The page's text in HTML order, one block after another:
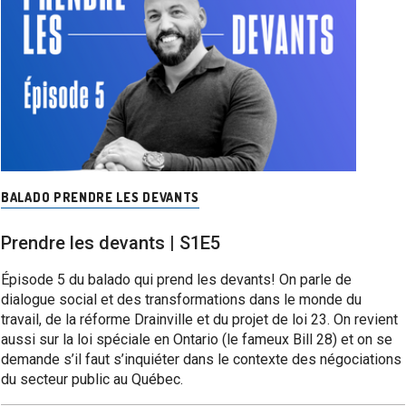
BALADO PRENDRE LES DEVANTS
Prendre les devants | S1E5
Épisode 5 du balado qui prend les devants! On parle de
dialogue social et des transformations dans le monde du
travail, de la réforme Drainville et du projet de loi 23. On revient
aussi sur la loi spéciale en Ontario (le fameux Bill 28) et on se
demande s’il faut s’inquiéter dans le contexte des négociations
du secteur public au Québec.